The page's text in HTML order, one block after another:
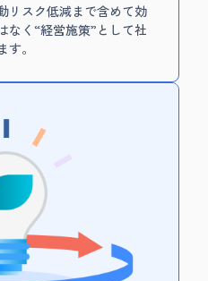
リスク低減まで含めて効
なく“経営施策”として社
。